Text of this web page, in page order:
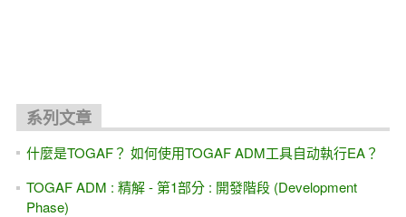
系列文章
什麼是TOGAF？ 如何使用TOGAF ADM工具自动執行EA？
TOGAF ADM : 精解 - 第1部分 : 開發階段 (Development
Phase)